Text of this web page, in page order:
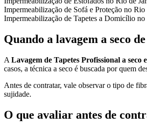
Impermeabilização de Sofá e Proteção no
Impermeabilização de Tapetes a Domicílio
Quando a lavagem a seco
A Lavagem de Tapetes Profissional a seco
casos, a técnica a seco é buscada por quem
Antes de contratar, vale observar o tipo de
sujidade.
O que avaliar antes de